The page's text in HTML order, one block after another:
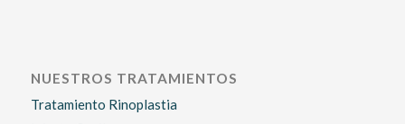
NUESTROS TRATAMIENTOS
Tratamiento Rinoplastia